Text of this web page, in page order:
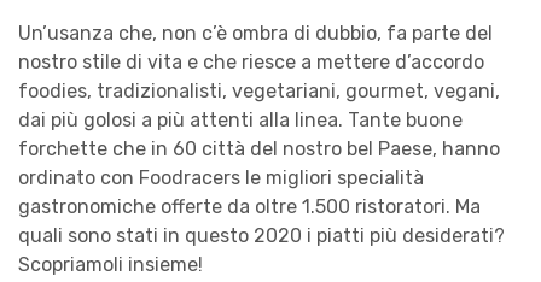
Un’usanza che, non c’è ombra di dubbio, fa parte del
nostro stile di vita e che riesce a mettere d’accordo
foodies, tradizionalisti, vegetariani, gourmet, vegani,
dai più golosi a più attenti alla linea. Tante buone
forchette che in 60 città del nostro bel Paese, hanno
ordinato con Foodracers le migliori specialità
gastronomiche offerte da oltre 1.500 ristoratori. Ma
quali sono stati in questo 2020 i piatti più desiderati?
Scopriamoli insieme!